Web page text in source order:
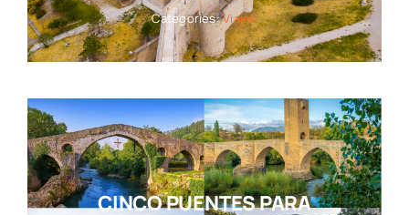
Categories:Viajes
CINCO PUENTES PARA